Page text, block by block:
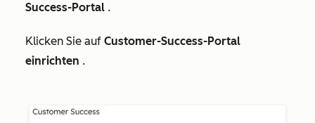
Success-Portal .
Klicken Sie auf Customer-Success-Portal
einrichten .